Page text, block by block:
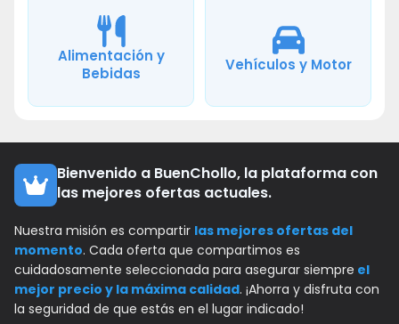
Alimentación y
Bebidas
Vehículos y Motor
Bienvenido a BuenChollo, la plataforma con
las mejores ofertas actuales.
Nuestra misión es compartir las mejores ofertas del
momento. Cada oferta que compartimos es
cuidadosamente seleccionada para asegurar siempre el
mejor precio y la máxima calidad. ¡Ahorra y disfruta con
la seguridad de que estás en el lugar indicado!